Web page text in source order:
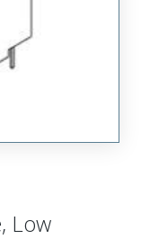
Low